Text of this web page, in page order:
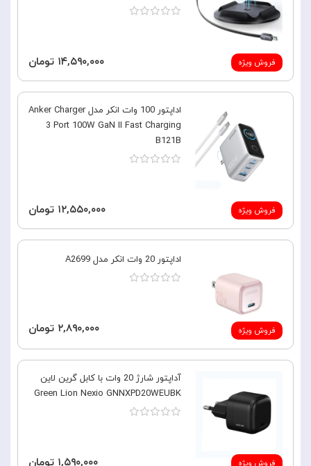
فروش ویژه ۱۴,۵۹۰,۰۰۰ تومان
فروش ویژه
اداپتور 100 وات انکر مدل Anker Charger
3 Port 100W GaN II Fast Charging
B121B
۱۲,۵۵۰,۰۰۰ تومان
فروش ویژه
اداپتور 20 وات انکر مدل A2699
۲,۸۹۰,۰۰۰ تومان
فروش ویژه
آداپتور شارژ 20 وات با کابل گرین لاین
Green Lion Nexio GNNXPD20WEUBK
۱,۵۹۰,۰۰۰ تومان